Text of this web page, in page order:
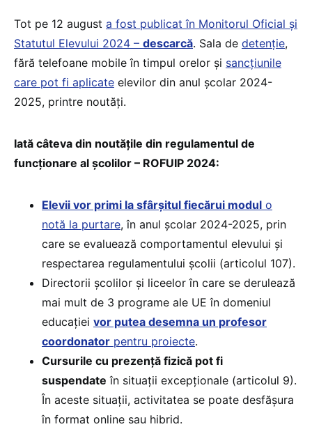
Tot pe 12 august a fost publicat în Monitorul Oficial și
Statutul Elevului 2024 – descarcă. Sala de detenție,
fără telefoane mobile în timpul orelor și sancțiunile
care pot fi aplicate elevilor din anul școlar 2024-
2025, printre noutăți.
Iată câteva din noutățile din regulamentul de
funcționare al școlilor – ROFUIP 2024:
Elevii vor primi la sfârșitul fiecărui modul o
notă la purtare, în anul școlar 2024-2025, prin
care se evaluează comportamentul elevului și
respectarea regulamentului școlii (articolul 107).
Directorii școlilor și liceelor în care se derulează
mai mult de 3 programe ale UE în domeniul
educației vor putea desemna un profesor
coordonator pentru proiecte.
Cursurile cu prezență fizică pot fi
suspendate în situații excepționale (articolul 9).
În aceste situații, activitatea se poate desfășura
în format online sau hibrid.